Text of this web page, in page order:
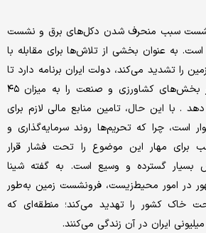
سبب منحرف شدن دکل‌‌های برق و نشست
است. به‌‌ عنوان بخشی از تلاش‌‌ها برای مقابله با
را تشدید می‌کند، دولت ایران برنامه دارد تا
سال ۲۰۳۲ مصرف آب در بخش‌‌های کشاورزی و صنعت را به میزان ۴۵
. با این حال، تامین منابع مالی لازم برای
است، چرا که تحریم‌‌ها روند سرمایه‌گذاری و
برای مهار این موضوع را تحت فشار قرار
بسیار گسترده و وسیع است. به گفته شینا
در امور محیط‌‌زیست، فرونشست زمین به‌‌طور
مساحت خاک کشور را تهدید می‌کند؛ منطقه‌‌ای که